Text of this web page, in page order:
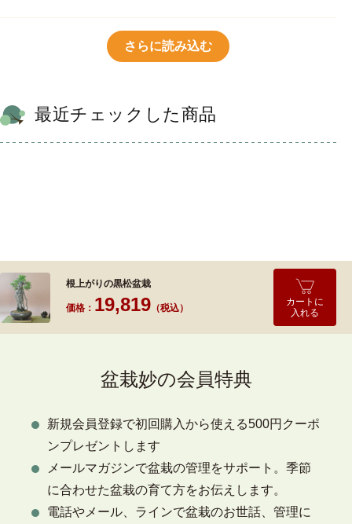
さらに読み込む
最近チェックした商品
根上がりの黒松盆栽
価格： 19,819 （税込）
カートに
入れる
盆栽妙の会員特典
新規会員登録で初回購入から使える500円クーポ
ンプレゼントします
メールマガジンで盆栽の管理をサポート。季節
に合わせた盆栽の育て方をお伝えします。
電話やメール、ラインで盆栽のお世話、管理に